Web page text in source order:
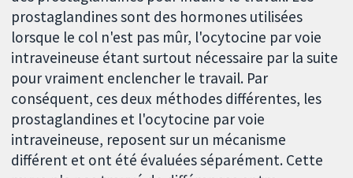
prostaglandines sont des hormones utilisées
lorsque le col n'est pas mûr, l'ocytocine par voie
intraveineuse étant surtout nécessaire par la suite
pour vraiment enclencher le travail. Par
conséquent, ces deux méthodes différentes, les
prostaglandines et l'ocytocine par voie
intraveineuse, reposent sur un mécanisme
différent et ont été évaluées séparément. Cette